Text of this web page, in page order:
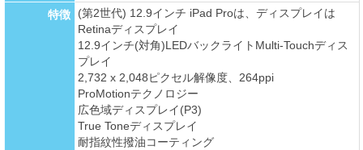
特徴
(第2世代) 12.9インチ iPad Proは、ディスプレイは
Retinaディスプレイ
12.9インチ(対角)LEDバックライトMulti-Touchディス
プレイ
2,732 x 2,048ピクセル解像度、264ppi
ProMotionテクノロジー
広色域ディスプレイ(P3)
True Toneディスプレイ
耐指紋性撥油コーティング